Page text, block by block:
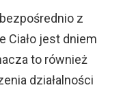
z
Ciało jest dniem
to również
działalności